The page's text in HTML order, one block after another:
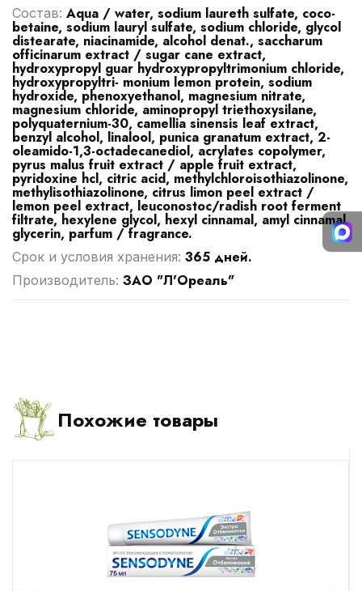
Cостав: Aqua / water, sodium laureth sulfate, coco-
betaine, sodium lauryl sulfate, sodium chloride, glycol
distearate, niacinamide, alcohol denat., saccharum
officinarum extract / sugar cane extract,
hydroxypropyl guar hydroxypropyltrimonium chloride,
hydroxypropyltri- monium lemon protein, sodium
hydroxide, phenoxyethanol, magnesium nitrate,
magnesium chloride, aminopropyl triethoxysilane,
polyquaternium-30, camellia sinensis leaf extract,
benzyl alcohol, linalool, punica granatum extract, 2-
oleamido-1,3-octadecanediol, acrylates copolymer,
pyrus malus fruit extract / apple fruit extract,
pyridoxine hcl, citric acid, methylchloroisothiazolinone,
methylisothiazolinone, citrus limon peel extract /
lemon peel extract, leuconostoc/radish root ferment
filtrate, hexylene glycol, hexyl cinnamal, amyl cinnamal,
glycerin, parfum / fragrance.
Срок и условия хранения: 365 дней.
Производитель: ЗАО "Л'Ореаль"
Похожие товары